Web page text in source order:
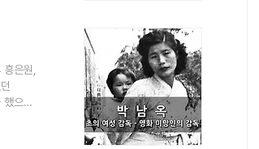
은원,
으며
다.